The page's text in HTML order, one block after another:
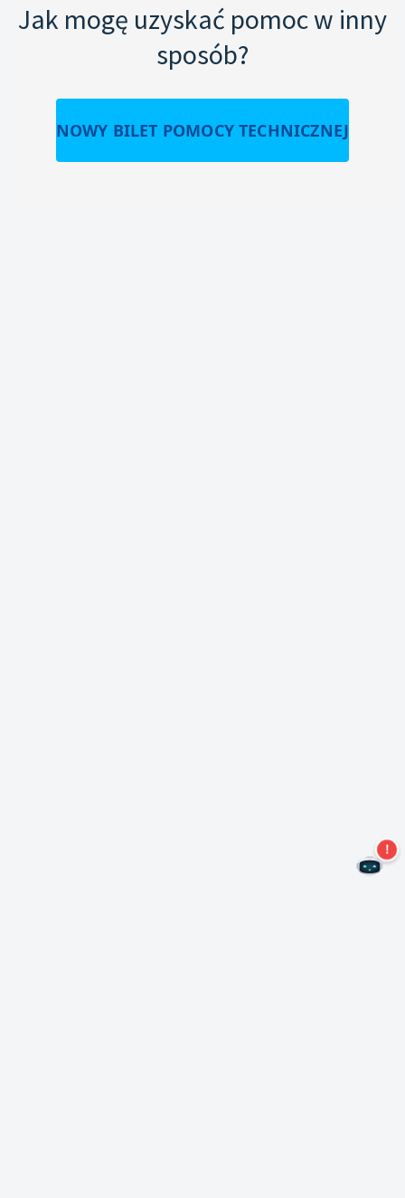
Jak mogę uzyskać pomoc w inny
sposób?
NOWY BILET POMOCY TECHNICZNEJ